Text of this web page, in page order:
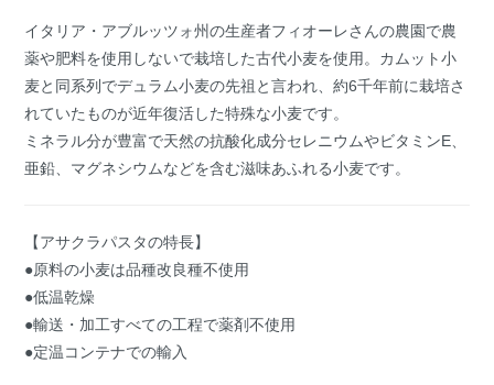
イタリア・アブルッツォ州の生産者フィオーレさんの農園で農
薬や肥料を使用しないで栽培した古代小麦を使用。カムット小
麦と同系列でデュラム小麦の先祖と言われ、約6千年前に栽培さ
れていたものが近年復活した特殊な小麦です。
ミネラル分が豊富で天然の抗酸化成分セレニウムやビタミンE、
亜鉛、マグネシウムなどを含む滋味あふれる小麦です。
【アサクラパスタの特長】
●原料の小麦は品種改良種不使用
●低温乾燥
●輸送・加工すべての工程で薬剤不使用
●定温コンテナでの輸入